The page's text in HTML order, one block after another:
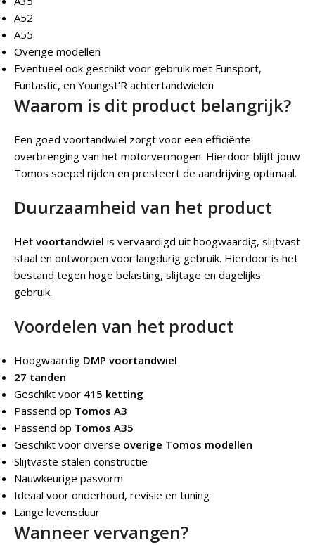
A52
A55
Overige modellen
Eventueel ook geschikt voor gebruik met Funsport,
Funtastic, en Youngst’R achtertandwielen
Waarom is dit product belangrijk?
Een goed voortandwiel zorgt voor een efficiënte
overbrenging van het motorvermogen. Hierdoor blijft jouw
Tomos soepel rijden en presteert de aandrijving optimaal.
Duurzaamheid van het product
Het voortandwiel is vervaardigd uit hoogwaardig, slijtvast
staal en ontworpen voor langdurig gebruik. Hierdoor is het
bestand tegen hoge belasting, slijtage en dagelijks
gebruik.
Voordelen van het product
Hoogwaardig DMP voortandwiel
27 tanden
Geschikt voor 415 ketting
Passend op Tomos A3
Passend op Tomos A35
Geschikt voor diverse overige Tomos modellen
Slijtvaste stalen constructie
Nauwkeurige pasvorm
Ideaal voor onderhoud, revisie en tuning
Lange levensduur
Wanneer vervangen?